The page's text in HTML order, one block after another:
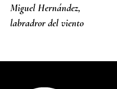
Miguel Hernández,
labradror del viento